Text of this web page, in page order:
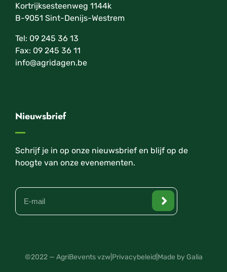
Kortrijksesteenweg 1144k
B-9051 Sint-Denijs-Westrem
Tel: 09 245 36 13
Fax: 09 245 36 11
info@agridagen.be
Nieuwsbrief
Schrijf je in op onze nieuwsbrief en blijf op de
hoogte van onze evenementen.
©2022 — AgriBevents vzw| Privacybeleid| Made by Galia